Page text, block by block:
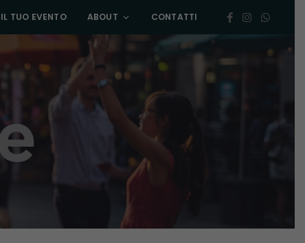
TUO EVENTO ABOUT CONTATTI